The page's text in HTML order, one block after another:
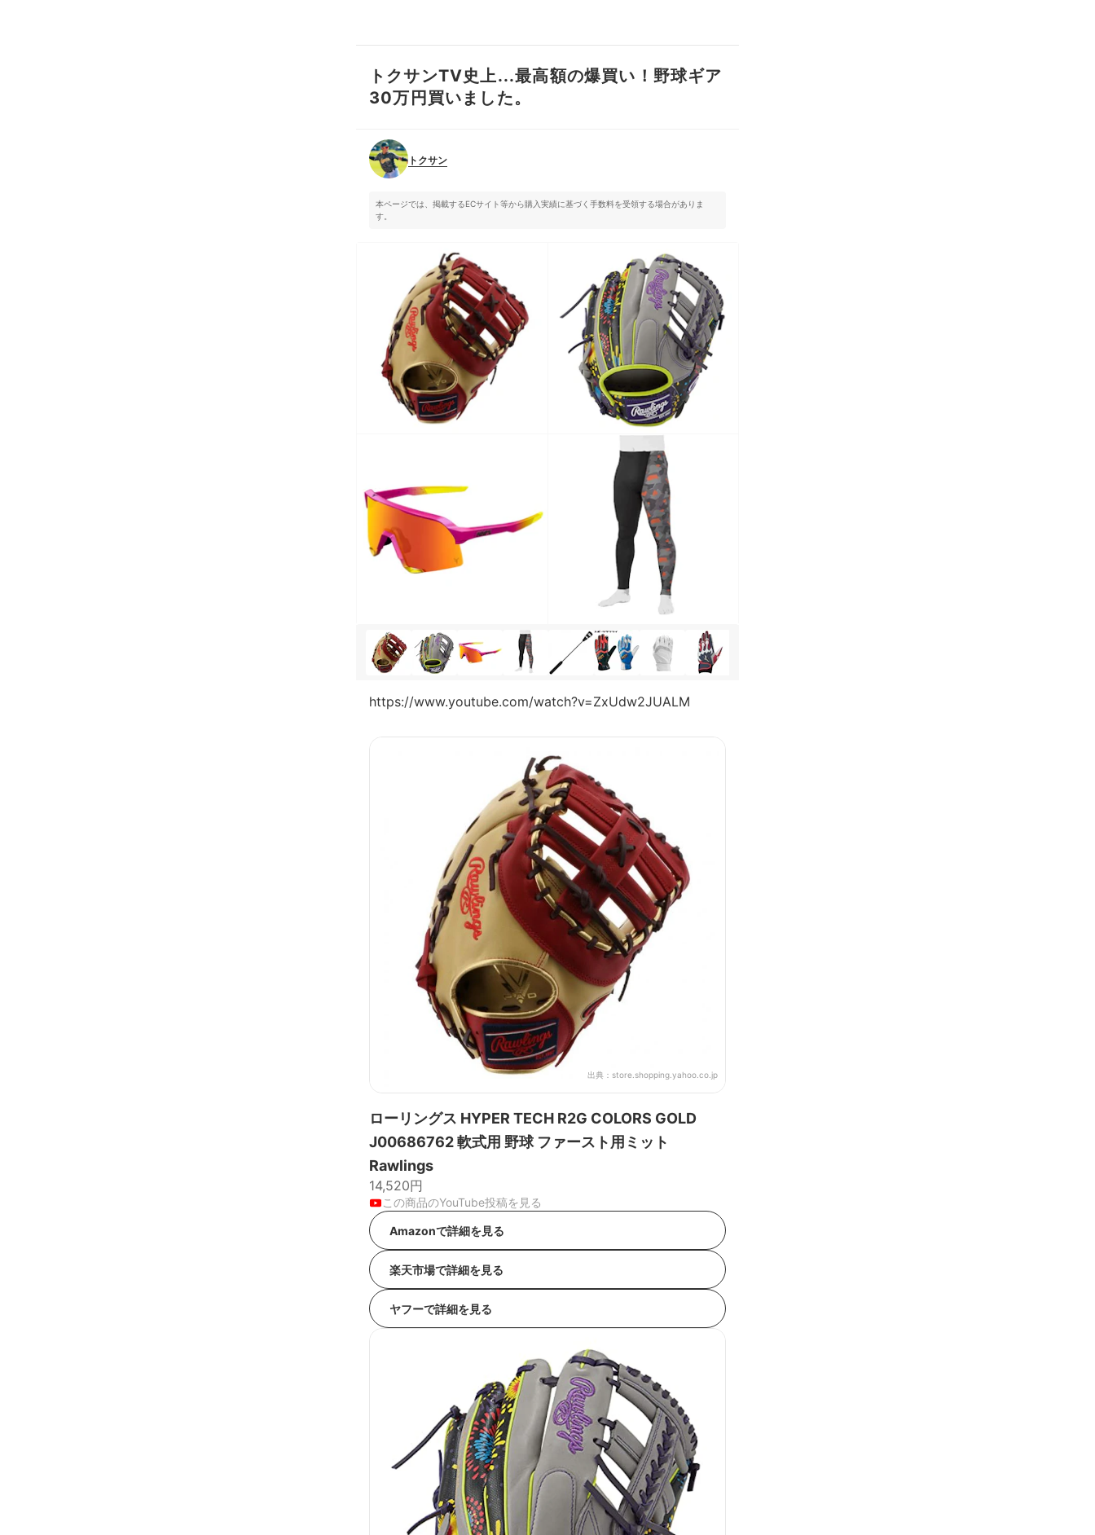
トクサン
トクサンTV史上...最高額の爆買い！野球ギア
30万円買いました。
トクサン
本ページでは、掲載するECサイト等から購入実績に基づく手数料を受領する場合がありま
す。
https://www.youtube.com/watch?v=ZxUdw2JUALM
出典： store.shopping.yahoo.co.jp
ローリングス HYPER TECH R2G COLORS GOLD
J00686762 軟式用 野球 ファースト用ミット
Rawlings
14,520円
この商品のYouTube投稿を見る
Amazonで詳細を見る
楽天市場で詳細を見る
ヤフーで詳細を見る